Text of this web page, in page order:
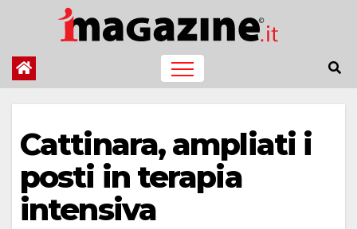
contenuto
Cattinara, ampliati i
posti in terapia
intensiva